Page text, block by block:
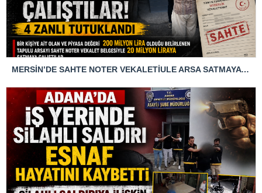
MERSİN’DE SAHTE NOTER VEKALETİULE ARSA SATMAYA ÇALIŞTIRLAR